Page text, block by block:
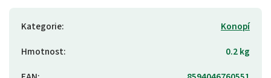
Kategorie:
Konopí
Hmotnost:
0.2 kg